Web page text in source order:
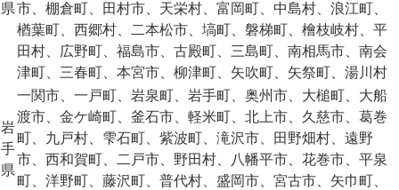
県市、棚倉町、田村市、天栄村、富岡町、中島村、浪江町、
楢葉町、西郷村、二本松市、塙町、磐梯町、檜枝岐村、平
田村、広野町、福島市、古殿町、三島町、南相馬市、南会
津町、三春町、本宮市、柳津町、矢吹町、矢祭町、湯川村
岩
手
県
一関市、一戸町、岩泉町、岩手町、奥州市、大槌町、大船
渡市、金ケ崎町、釜石市、軽米町、北上市、久慈市、葛巻
町、九戸村、雫石町、紫波町、滝沢市、田野畑村、遠野
市、西和賀町、二戸市、野田村、八幡平市、花巻市、平泉
町、洋野町、藤沢町、普代村、盛岡市、宮古市、矢巾町、